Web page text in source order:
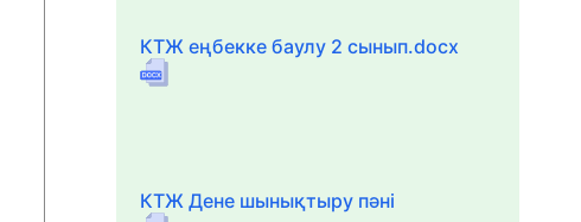
КТЖ еңбекке баулу 2 сынып.docx
КТЖ Дене шынықтыру пәні